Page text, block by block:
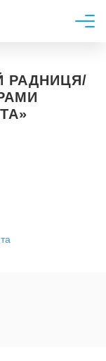
РАДНИЦЯ/